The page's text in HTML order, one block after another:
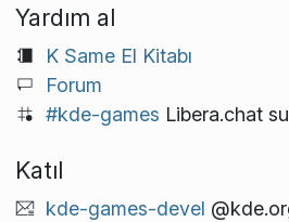
Yardım al
K Same El Kitabı
Forum
#kde-games Libera.chat
Katıl
kde-games-devel